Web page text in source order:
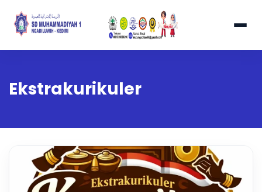
Ekstrakurikuler